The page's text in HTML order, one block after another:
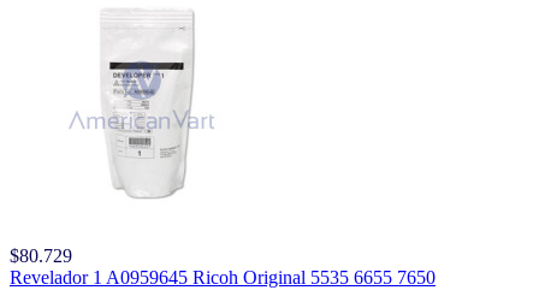
$80.729
Revelador 1 A0959645 Ricoh Original 5535 6655 7650